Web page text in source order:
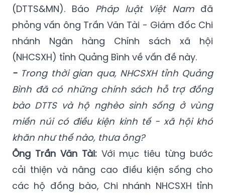
(DTTS&MN). Báo Pháp luật Việt Namđã
phỏng vấn ông Trần Văn Tài - Giám đốc Chi
nhánh Ngân hàng Chính sách xã hội
(NHCSXH) tỉnh Quảng Bình về vấn đề này.
- Trong thời gian qua, NHCSXH tỉnh Quảng
Bình đã có những chính sách hỗ trợ đồng
bào DTTS và hộ nghèo sinh sống ở vùng
miền núi có điều kiện kinh tế - xã hội khó
khăn như thế nào, thưa ông?
Ông Trần Văn Tài:Với mục tiêu từng bước
cải thiện và nâng cao điều kiện sống cho
các hộ đồng bào, Chi nhánh NHCSXH tỉnh